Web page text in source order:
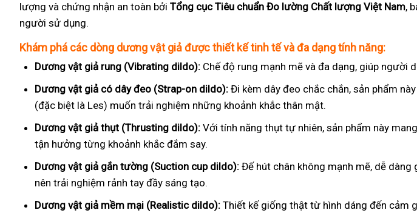
lượng và chứng nhận an toàn bởi Tổng cục Tiêu chuẩn Đo lường Chất lượng Việt Nam,
người sử dụng.
Khám phá các dòng dương vật giả được thiết kế tinh tế và đa dạng tính năng:
Dương vật giả rung (Vibrating dildo): Chế độ rung mạnh mẽ và đa dạng, giúp người
Dương vật giả có dây đeo (Strap-on dildo): Đi kèm dây đeo chắc chắn, sản phẩm
(đặc biệt là Les) muốn trải nghiệm những khoảnh khắc thân mật.
Dương vật giả thụt (Thrusting dildo): Với tính năng thụt tự nhiên, sản phẩm này
tận hưởng từng khoảnh khắc đắm say.
Dương vật giả gắn tường (Suction cup dildo): Đế hút chân không mạnh mẽ, dễ
nên trải nghiệm rảnh tay đầy sáng tạo.
Dương vật giả mềm mại (Realistic dildo): Thiết kế giống thật từ hình dáng đến cảm